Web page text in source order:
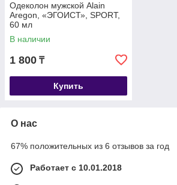
Одеколон мужской Alain
Aregon, «ЭГОИСТ», SPORT,
60 мл
В наличии
1 800 ₸
Купить
О нас
67% положительных из 6 отзывов за год
Работает с 10.01.2018